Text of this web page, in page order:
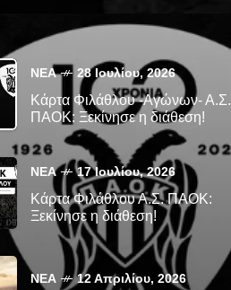
ΝΈΑ 28 Ιουλίου, 2026
Κάρτα Φιλάθλου -Αγώνων- Α.Σ.
ΠΑΟΚ: Ξεκίνησε η διάθεση!
ΝΈΑ 17 Ιουλίου, 2026
Κάρτα Φιλάθλου Α.Σ. ΠΑΟΚ:
Ξεκίνησε η διάθεση!
ΝΈΑ 12 Απριλίου, 2026